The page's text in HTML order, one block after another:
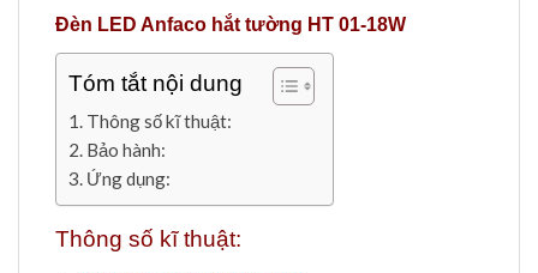
Đèn LED Anfaco hắt tường HT 01-18W
Tóm tắt nội dung
Thông số kĩ thuật:
Bảo hành:
Ứng dụng:
Thông số kĩ thuật: